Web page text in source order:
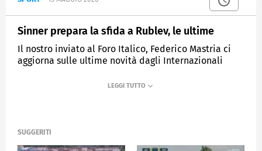
Sinner prepara la sfida a Rublev, le ultime
Il nostro inviato al Foro Italico, Federico Mastria ci
aggiorna sulle ultime novità dagli Internazionali
Sinner; Darderi pronto per il match con il fenomeno
SUGGERITI